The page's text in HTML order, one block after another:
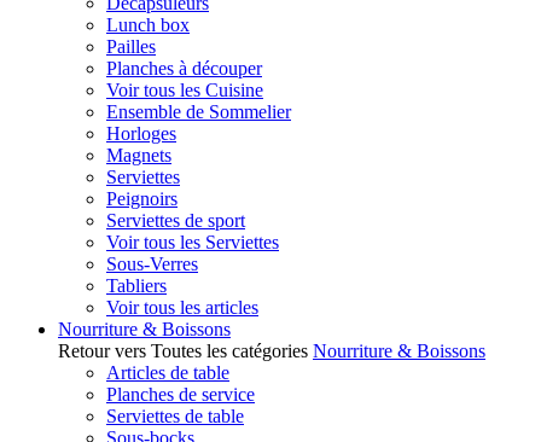
Lunch box
Pailles
Planches à découper
Voir tous les Cuisine
Ensemble de Sommelier
Horloges
Magnets
Serviettes
Peignoirs
Serviettes de sport
Voir tous les Serviettes
Sous-Verres
Tabliers
Voir tous les articles
Nourriture & Boissons
Retour vers Toutes les catégories Nourriture & Boissons
Articles de table
Planches de service
Serviettes de table
Sous-bocks